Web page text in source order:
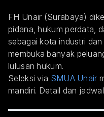
FH Unair (Surabaya)
pidana, hukum perdata,
sebagai kota industri
membuka banyak
lulusan hukum.
Seleksi via SMUA Unair
mandiri. Detail dan